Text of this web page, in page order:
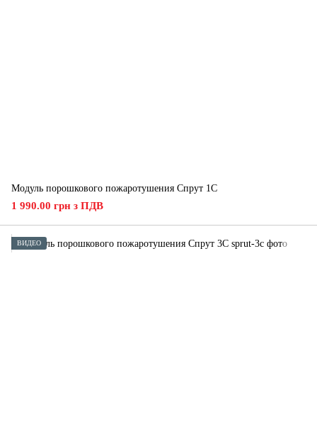
Модуль порошкового пожаротушения Спрут 1С
1 990.00 грн з ПДВ
ВИДЕО